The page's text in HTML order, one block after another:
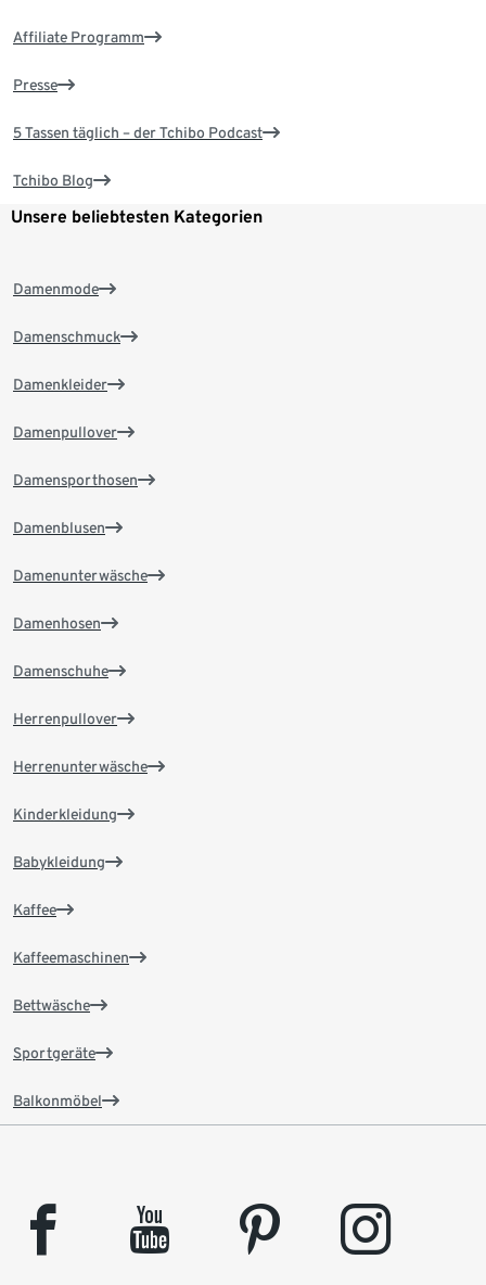
Affiliate Programm
Presse
5 Tassen täglich – der Tchibo Podcast
Tchibo Blog
Unsere beliebtesten Kategorien
Damenmode
Damenschmuck
Damenkleider
Damenpullover
Damensporthosen
Damenblusen
Damenunterwäsche
Damenhosen
Damenschuhe
Herrenpullover
Herrenunterwäsche
Kinderkleidung
Babykleidung
Kaffee
Kaffeemaschinen
Bettwäsche
Sportgeräte
Balkonmöbel
facebook youtube pinterest instagram